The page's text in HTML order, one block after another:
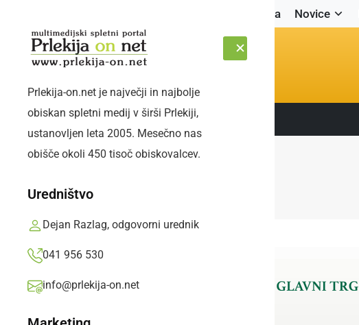
Naslovnica Novice
PETEK, 7. AVGUST 2026 Sledite nam:
Prlekija-on.net je največji in najbolje
obiskan spletni medij v širši Prlekiji,
ustanovljen leta 2005. Mesečno nas
obišče okoli 450 tisoč obiskovalcev.
Uredništvo
Dejan Razlag, odgovorni urednik
041 956 530
info@prlekija-on.net